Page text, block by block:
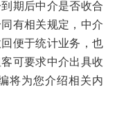
期后中介是否收合
有相关规定，中介
便于统计业务，也
可要求中介出具收
将为您介绍相关内